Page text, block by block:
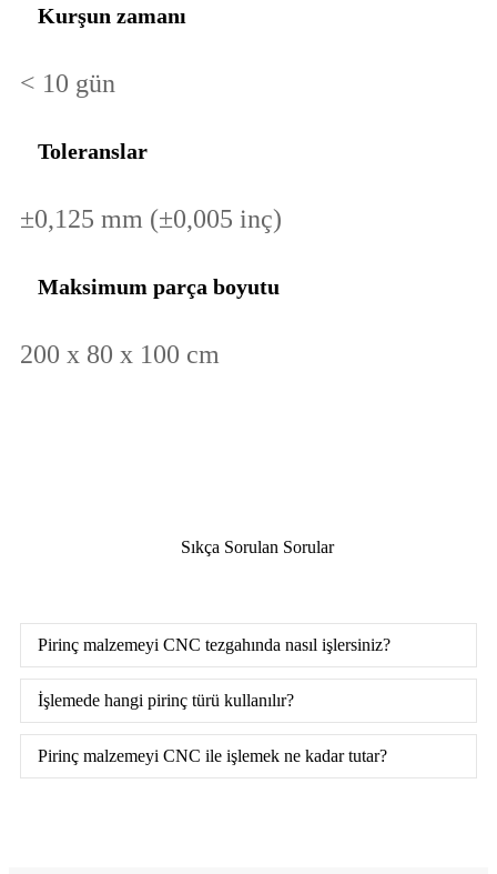
Kurşun zamanı
< 10 gün
Toleranslar
±0,125 mm (±0,005 inç)
Maksimum parça boyutu
200 x 80 x 100 cm
Sıkça Sorulan Sorular
Pirinç malzemeyi CNC tezgahında nasıl işlersiniz?
İşlemede hangi pirinç türü kullanılır?
Pirinç malzemeyi CNC ile işlemek ne kadar tutar?